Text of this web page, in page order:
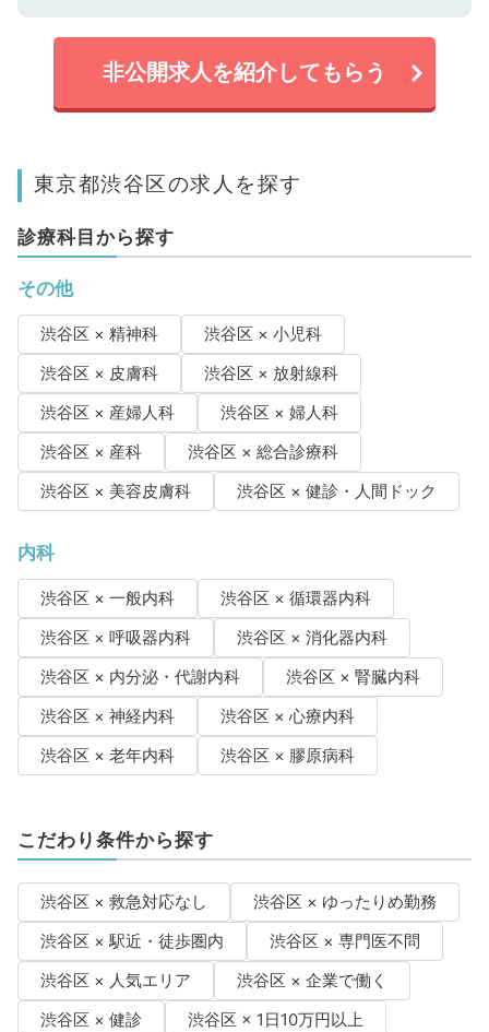
非公開求人を紹介してもらう
東京都渋谷区の求人を探す
診療科目から探す
その他
渋谷区 × 精神科
渋谷区 × 小児科
渋谷区 × 皮膚科
渋谷区 × 放射線科
渋谷区 × 産婦人科
渋谷区 × 婦人科
渋谷区 × 産科
渋谷区 × 総合診療科
渋谷区 × 美容皮膚科
渋谷区 × 健診・人間ドック
内科
渋谷区 × 一般内科
渋谷区 × 循環器内科
渋谷区 × 呼吸器内科
渋谷区 × 消化器内科
渋谷区 × 内分泌・代謝内科
渋谷区 × 腎臓内科
渋谷区 × 神経内科
渋谷区 × 心療内科
渋谷区 × 老年内科
渋谷区 × 膠原病科
こだわり条件から探す
渋谷区 × 救急対応なし
渋谷区 × ゆったりめ勤務
渋谷区 × 駅近・徒歩圏内
渋谷区 × 専門医不問
渋谷区 × 人気エリア
渋谷区 × 企業で働く
渋谷区 × 健診
渋谷区 × 1日10万円以上